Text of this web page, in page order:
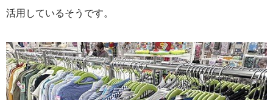
活用しているそうです。